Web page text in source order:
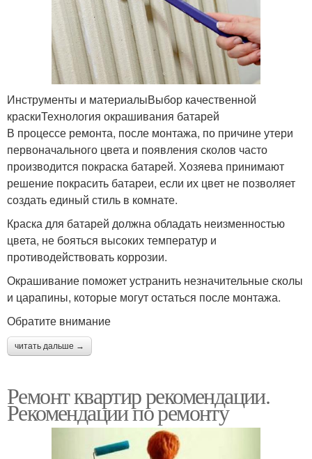
Инструменты и материалыВыбор качественной
краскиТехнология окрашивания батарей
В процессе ремонта, после монтажа, по причине утери
первоначального цвета и появления сколов часто
производится покраска батарей. Хозяева принимают
решение покрасить батареи, если их цвет не позволяет
создать единый стиль в комнате.
Краска для батарей должна обладать неизменностью
цвета, не бояться высоких температур и
противодействовать коррозии.
Окрашивание поможет устранить незначительные сколы
и царапины, которые могут остаться после монтажа.
Обратите внимание
читать дальше →
Ремонт квартир рекомендации.
Рекомендации по ремонту